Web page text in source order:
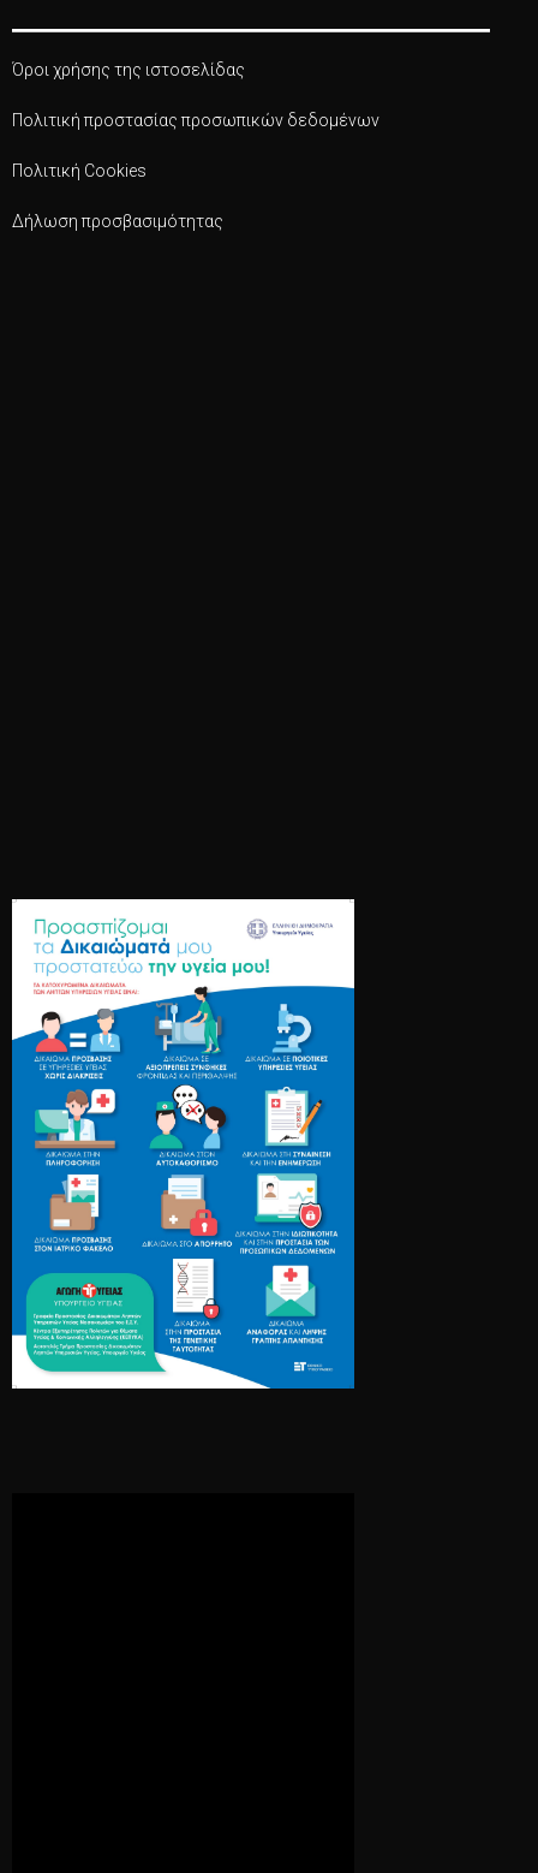
Όροι χρήσης της ιστοσελίδας
Πολιτική προστασίας προσωπικών δεδομένων
Πολιτική Cookies
Δήλωση προσβασιμότητας